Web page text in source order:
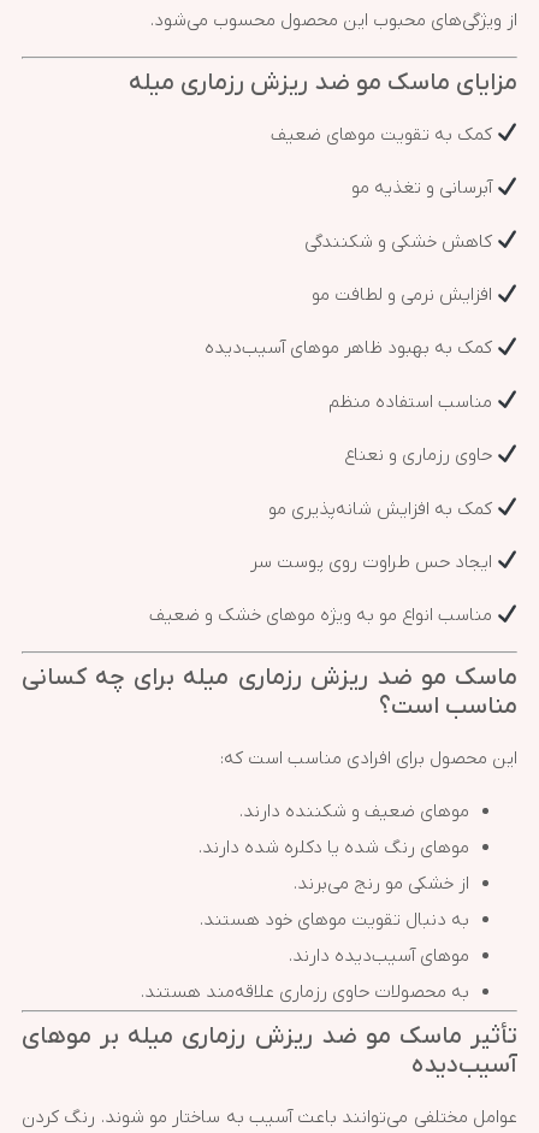
از ویژگی‌های محبوب این محصول محسوب می‌شود.
مزایای ماسک مو ضد ریزش رزماری میله
کمک به تقویت موهای ضعیف
آبرسانی و تغذیه مو
کاهش خشکی و شکنندگی
افزایش نرمی و لطافت مو
کمک به بهبود ظاهر موهای آسیب‌دیده
مناسب استفاده منظم
حاوی رزماری و نعناع
کمک به افزایش شانه‌پذیری مو
ایجاد حس طراوت روی پوست سر
مناسب انواع مو به ویژه موهای خشک و ضعیف
ماسک مو ضد ریزش رزماری میله برای چه کسانی
مناسب است؟
این محصول برای افرادی مناسب است که:
موهای ضعیف و شکننده دارند.
موهای رنگ شده یا دکلره شده دارند.
از خشکی مو رنج می‌برند.
به دنبال تقویت موهای خود هستند.
موهای آسیب‌دیده دارند.
به محصولات حاوی رزماری علاقه‌مند هستند.
تأثیر ماسک مو ضد ریزش رزماری میله بر موهای
آسیب‌دیده
عوامل مختلفی می‌توانند باعث آسیب به ساختار مو شوند. رنگ کردن